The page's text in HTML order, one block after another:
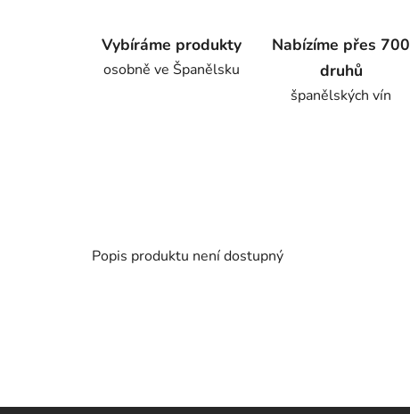
Vybíráme produkty
osobně ve Španělsku
Nabízíme přes 700
druhů
španělských vín
Popis produktu není dostupný